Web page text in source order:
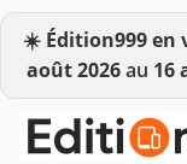
☀️ Édition999 en
août 2026au 16